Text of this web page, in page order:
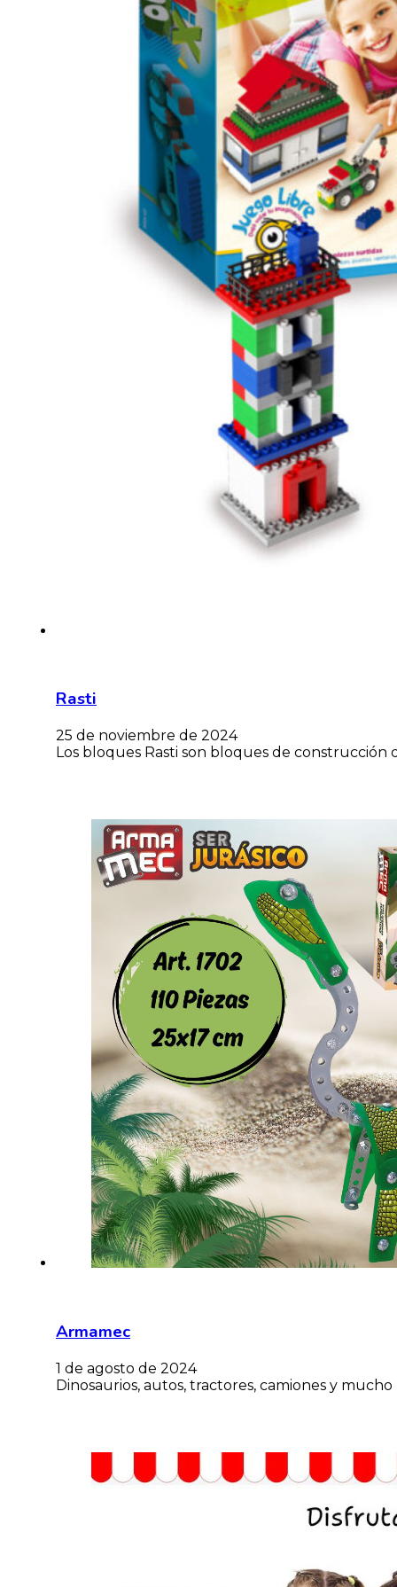
Rasti
25 de noviembre de 2024
Los bloques Rasti son bloques de
Armamec
1 de agosto de 2024
Dinosaurios, autos, tractores, camiones y